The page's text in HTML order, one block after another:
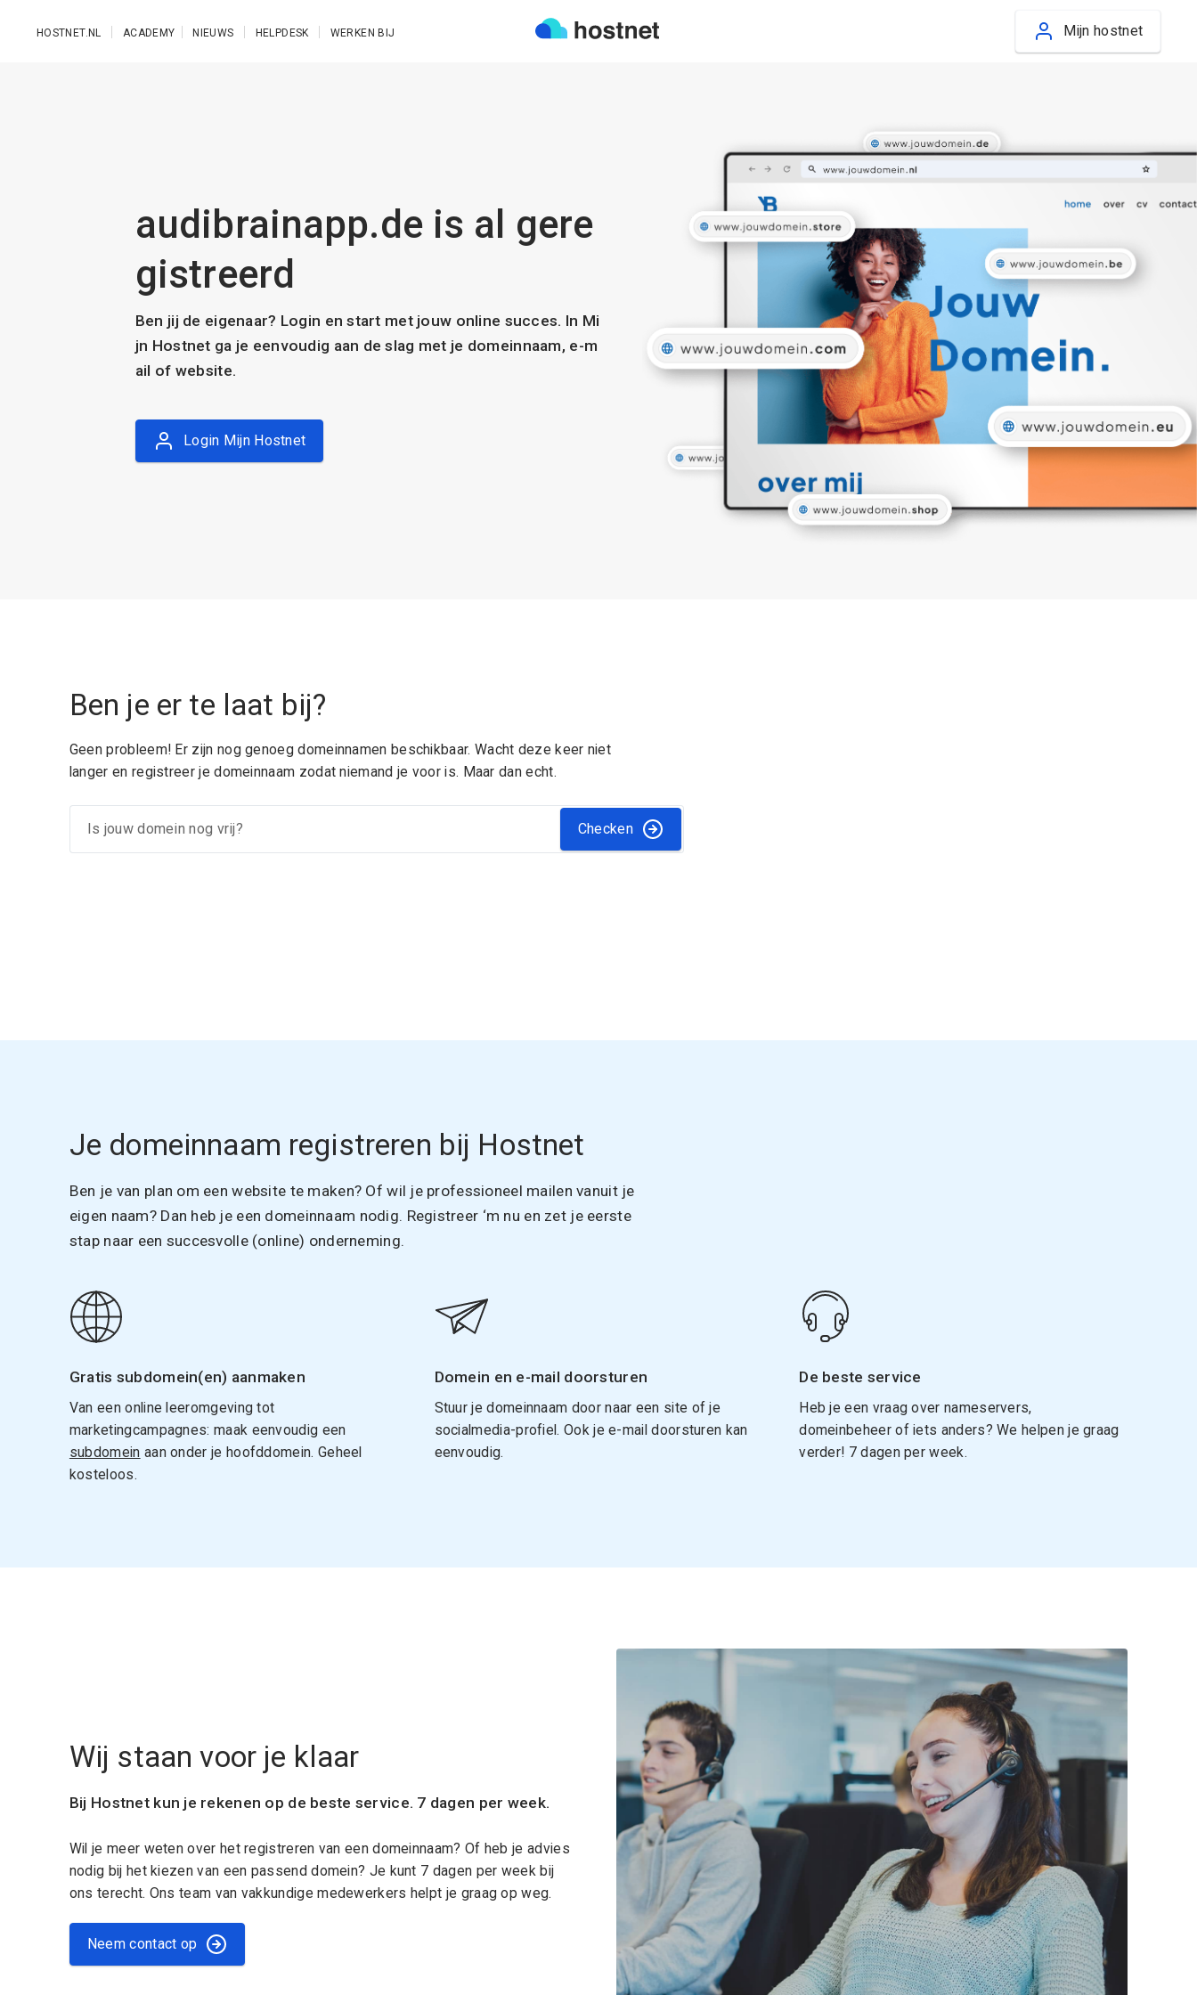
HOSTNET.NL ACADEMY NIEUWS HELPDESK WERKEN BIJ Mijn hostnet
audibrainapp.de is al gere
gistreerd
Ben jij de eigenaar? Login en start met jouw online succes. In Mi
jn Hostnet ga je eenvoudig aan de slag met je domeinnaam, e-m
ail of website.
Login Mijn Hostnet
Ben je er te laat bij?
Geen probleem! Er zijn nog genoeg domeinnamen beschikbaar. Wacht deze keer niet
langer en registreer je domeinnaam zodat niemand je voor is. Maar dan echt.
Checken
Je domeinnaam registreren bij Hostnet
Ben je van plan om een website te maken? Of wil je professioneel mailen vanuit je
eigen naam? Dan heb je een domeinnaam nodig. Registreer ‘m nu en zet je eerste
stap naar een succesvolle (online) onderneming.
Gratis subdomein(en) aanmaken
Van een online leeromgeving tot
marketingcampagnes: maak eenvoudig een
subdomein aan onder je hoofddomein. Geheel
kosteloos.
Domein en e-mail doorsturen
Stuur je domeinnaam door naar een site of je
socialmedia-profiel. Ook je e-mail doorsturen kan
eenvoudig.
De beste service
Heb je een vraag over nameservers,
domeinbeheer of iets anders? We helpen je graag
verder! 7 dagen per week.
Wij staan voor je klaar
Bij Hostnet kun je rekenen op de beste service. 7 dagen per week.
Wil je meer weten over het registreren van een domeinnaam? Of heb je advies
nodig bij het kiezen van een passend domein? Je kunt 7 dagen per week bij
ons terecht. Ons team van vakkundige medewerkers helpt je graag op weg.
Neem contact op